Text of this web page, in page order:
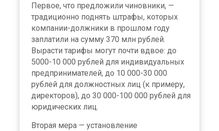
Первое, что предложили чиновники, —
традиционно поднять штрафы, которых
компании-должники в прошлом году
заплатили на сумму 370 млн рублей.
Вырасти тарифы могут почти вдвое: до
5000-10 000 рублей для индивидуальных
предпринимателей, до 10 000-30 000
рублей для должностных лиц (к примеру,
директоров), до 30 000-100 000 рублей для
юридических лиц.
Вторая мера — установление